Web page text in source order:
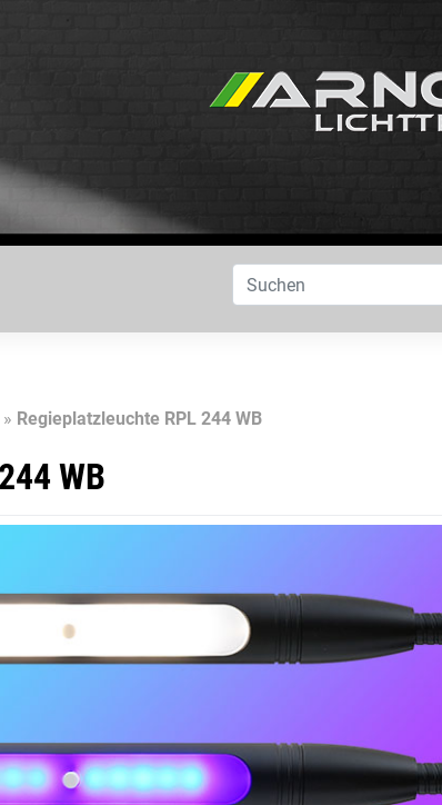
» Regieplatzleuchte RPL 244 WB
WB